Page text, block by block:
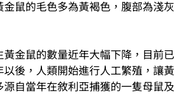
鼠的毛色多為黃褐色，腹部為淺灰
金鼠的數量近年大幅下降，目前已
後，人類開始進行人工繁殖，讓黃
自當年在敘利亞捕獲的一隻母鼠及